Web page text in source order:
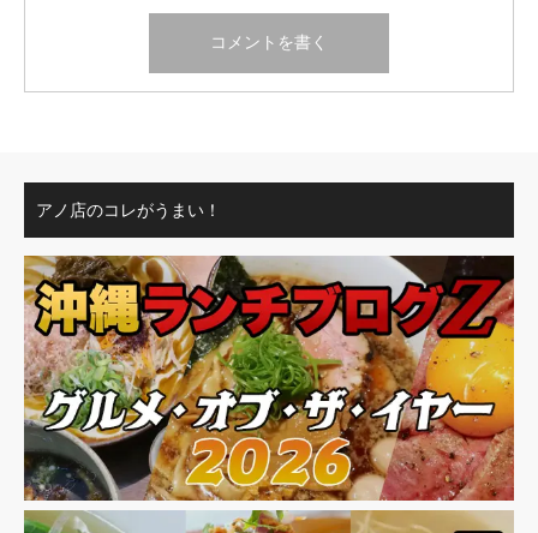
アノ店のコレがうまい！